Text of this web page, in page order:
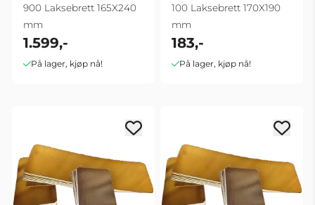
900 Laksebrett 165X240
mm
1.599,-
På lager, kjøp nå!
100 Laksebrett 170X190
mm
183,-
På lager, kjøp nå!